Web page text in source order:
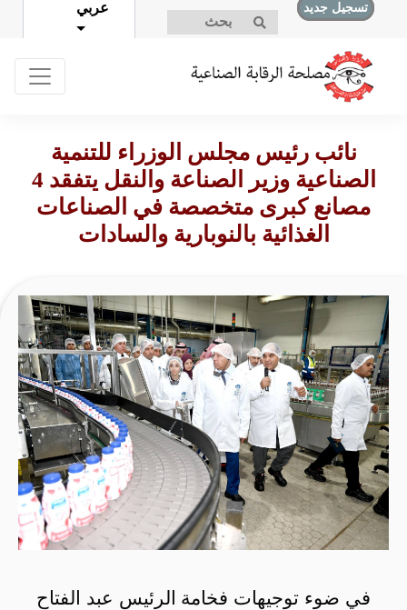
تسجيل جديد
تسجيل الدخول
عربي
نائب رئيس مجلس الوزراء للتنمية
الصناعية وزير الصناعة والنقل يتفقد 4
مصانع كبرى متخصصة في الصناعات
الغذائية بالنوبارية والسادات
في ضوء توجيهات فخامة الرئيس عبد الفتاح